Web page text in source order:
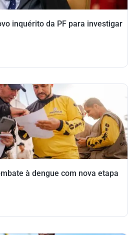
inquérito da PF para investigar
à dengue com nova etapa